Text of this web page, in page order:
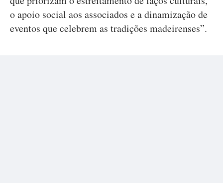
o apoio social aos associados e a dinamização de
eventos que celebrem as tradições madeirenses”.